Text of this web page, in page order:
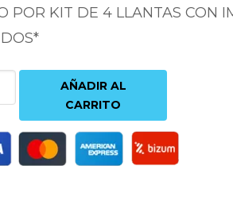
POR KIT DE 4 LLANTAS CON
AÑADIR AL
CARRITO